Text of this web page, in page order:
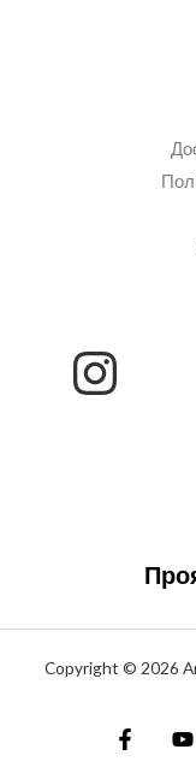
Copyright © 2026